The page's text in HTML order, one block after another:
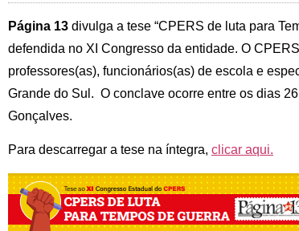
Página 13 divulga a tese “CPERS de luta para
defendida no XI Congresso da entidade. O
professores(as), funcionários(as) de escola e
Grande do Sul. O conclave ocorre entre os dias
Gonçalves.
Para descarregar a tese na íntegra, clicar aqui.